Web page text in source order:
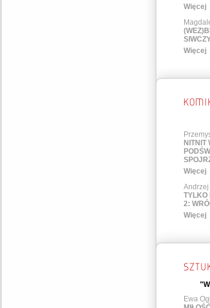
Więcej
Więcej
NITNIT
Więcej
TYLKO
2:
Więcej
Ewa